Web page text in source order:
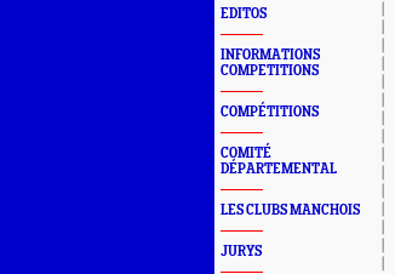
EDITOS
INFORMATIONS
COMPETITIONS
COMPÉTITIONS
COMITÉ
DÉPARTEMENTAL
LES CLUBS MANCHOIS
JURYS